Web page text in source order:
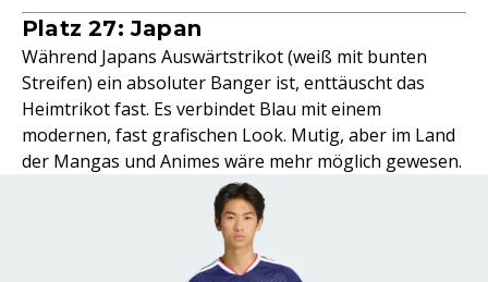
Platz 27: Japan
Während Japans Auswärtstrikot (weiß mit bunten
Streifen) ein absoluter Banger ist, enttäuscht das
Heimtrikot fast. Es verbindet Blau mit einem
modernen, fast grafischen Look. Mutig, aber im Land
der Mangas und Animes wäre mehr möglich gewesen.